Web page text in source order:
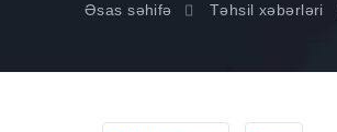
Əsas səhifə Təhsil xəbərləri